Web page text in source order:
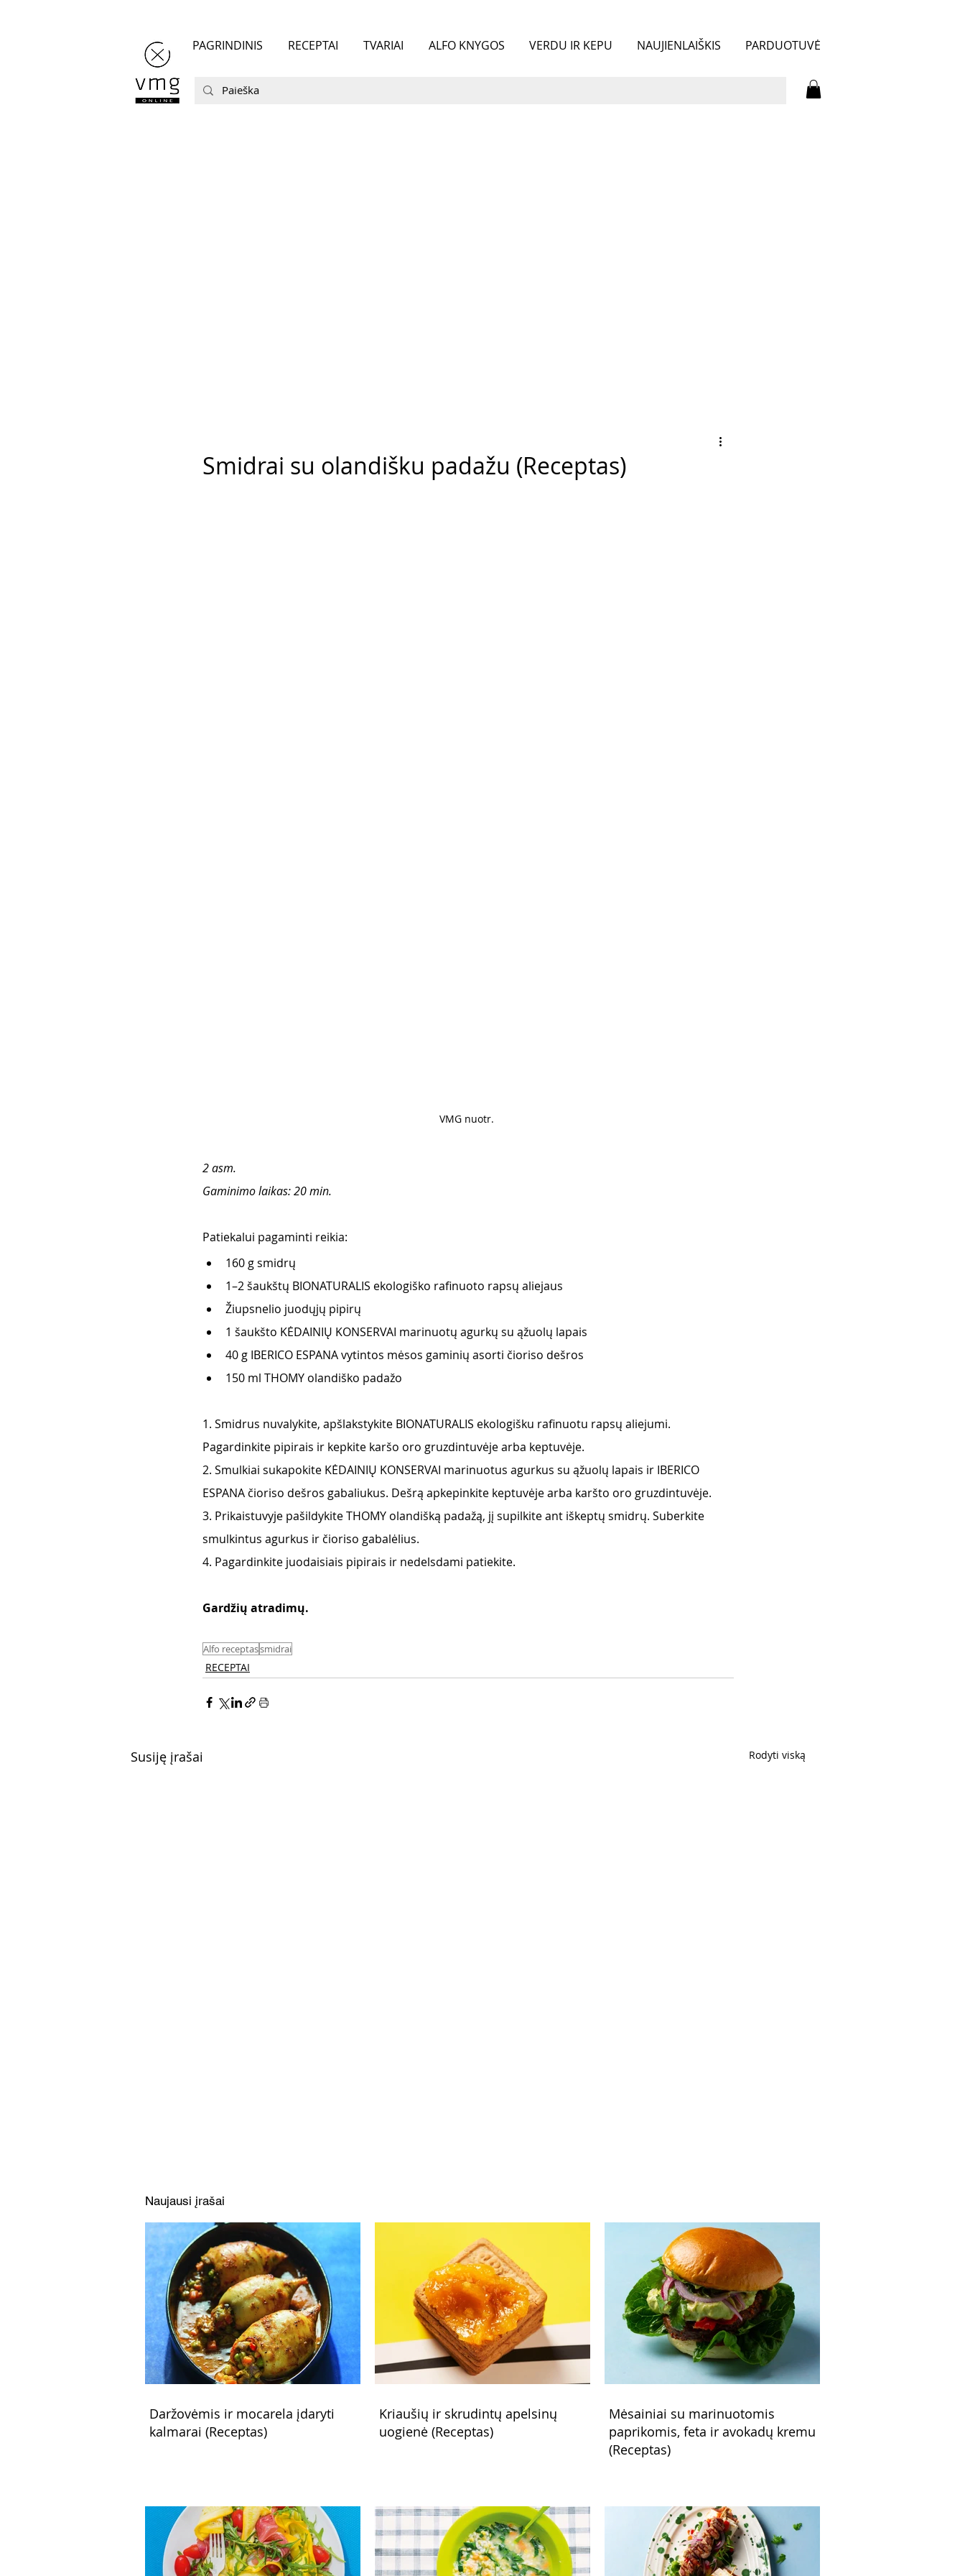
PAGRINDINIS RECEPTAI TVARIAI ALFO KNYGOS VERDU IR KEPU NAUJIENLAIŠKIS PARDUOTUVĖ
Smidrai su olandišku padažu (Receptas)
VMG nuotr.
2 asm.
Gaminimo laikas: 20 min.
Patiekalui pagaminti reikia:
160 g smidrų
1–2 šaukštų BIONATURALIS ekologiško rafinuoto rapsų aliejaus
Žiupsnelio juodųjų pipirų
1 šaukšto KĖDAINIŲ KONSERVAI marinuotų agurkų su ąžuolų lapais
40 g IBERICO ESPANA vytintos mėsos gaminių asorti čioriso dešros
150 ml THOMY olandiško padažo
1. Smidrus nuvalykite, apšlakstykite BIONATURALIS ekologišku rafinuotu rapsų aliejumi.
Pagardinkite pipirais ir kepkite karšo oro gruzdintuvėje arba keptuvėje.
2. Smulkiai sukapokite KĖDAINIŲ KONSERVAI marinuotus agurkus su ąžuolų lapais ir IBERICO
ESPANA čioriso dešros gabaliukus. Dešrą apkepinkite keptuvėje arba karšto oro gruzdintuvėje.
3. Prikaistuvyje pašildykite THOMY olandišką padažą, jį supilkite ant iškeptų smidrų. Suberkite
smulkintus agurkus ir čioriso gabalėlius.
4. Pagardinkite juodaisiais pipirais ir nedelsdami patiekite.
Gardžių atradimų.
Alfo receptassmidrai
RECEPTAI
Susiję įrašai Rodyti viską
Naujausi įrašai
Daržovėmis ir mocarela įdaryti
kalmarai (Receptas)
Kriaušių ir skrudintų apelsinų
uogienė (Receptas)
Mėsainiai su marinuotomis
paprikomis, feta ir avokadų kremu
(Receptas)